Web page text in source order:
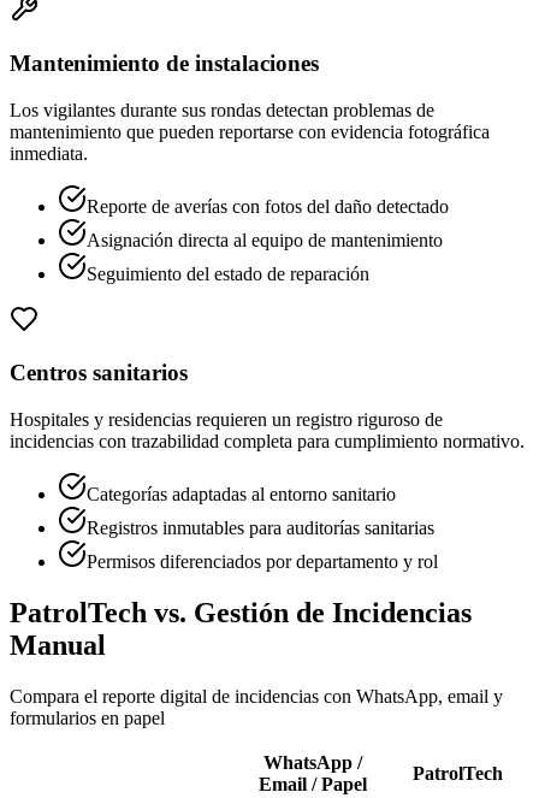
Mantenimiento de instalaciones
Los vigilantes durante sus rondas detectan problemas de
mantenimiento que pueden reportarse con evidencia fotográfica
inmediata.
Reporte de averías con fotos del daño detectado
Asignación directa al equipo de mantenimiento
Seguimiento del estado de reparación
Centros sanitarios
Hospitales y residencias requieren un registro riguroso de
incidencias con trazabilidad completa para cumplimiento normativo.
Categorías adaptadas al entorno sanitario
Registros inmutables para auditorías sanitarias
Permisos diferenciados por departamento y rol
PatrolTech vs. Gestión de Incidencias
Manual
Compara el reporte digital de incidencias con WhatsApp, email y
formularios en papel
WhatsApp /
Email / Papel
PatrolTech